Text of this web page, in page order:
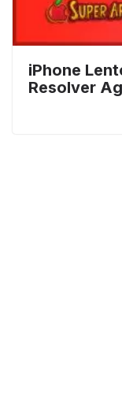
iPhone
Resolver